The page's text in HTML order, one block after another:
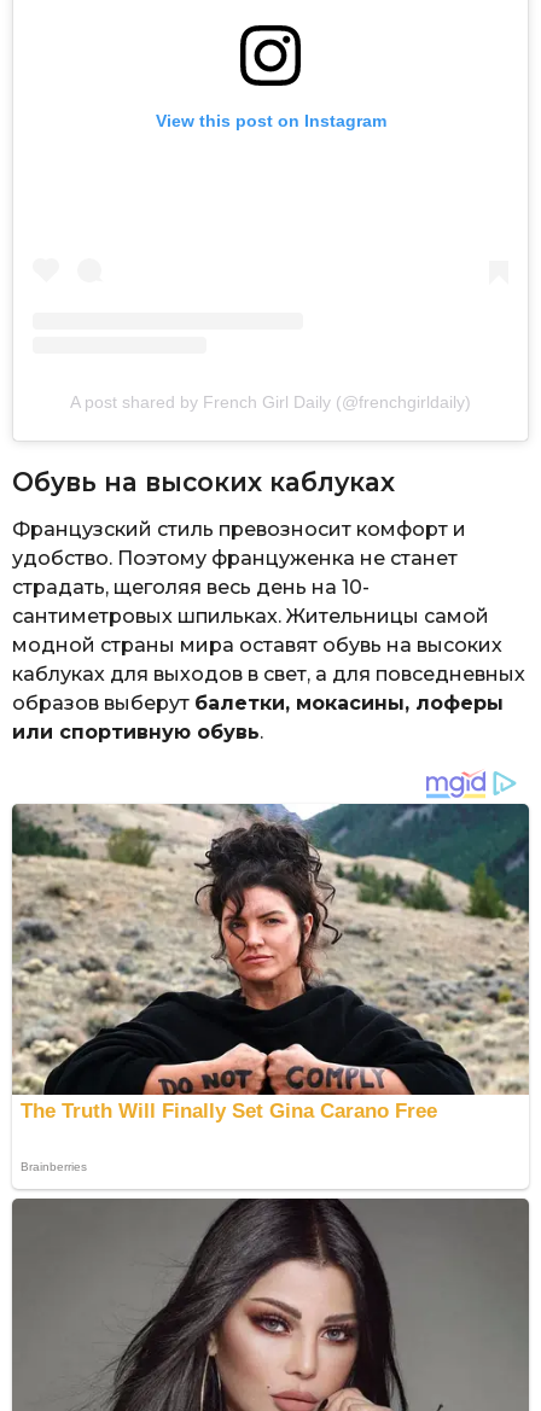
View this post on Instagram
A post shared by French Girl Daily (@frenchgirldaily)
Обувь на высоких каблуках
Французский стиль превозносит комфорт и
удобство. Поэтому француженка не станет
страдать, щеголяя весь день на 10-
сантиметровых шпильках. Жительницы самой
модной страны мира оставят обувь на высоких
каблуках для выходов в свет, а для повседневных
образов выберут балетки, мокасины, лоферы
или спортивную обувь.